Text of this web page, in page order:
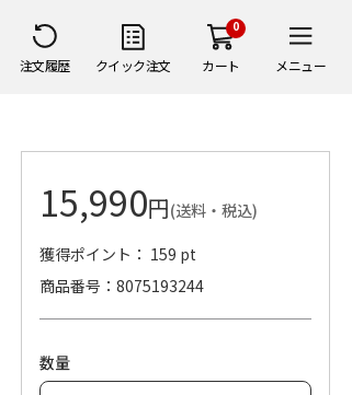
注文履歴 クイック注文
0
カート メニュー
15,990円(送料・税込)
獲得ポイント： 159 pt
商品番号
8075193244
数量